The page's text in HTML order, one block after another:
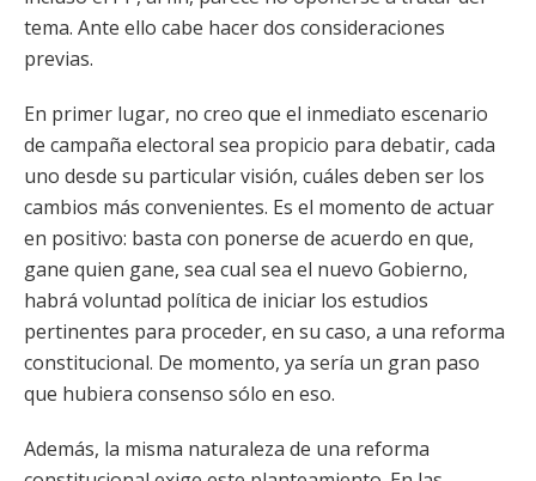
tema. Ante ello cabe hacer dos consideraciones
previas.
En primer lugar, no creo que el inmediato escenario
de campaña electoral sea propicio para debatir, cada
uno desde su particular visión, cuáles deben ser los
cambios más convenientes. Es el momento de actuar
en positivo: basta con ponerse de acuerdo en que,
gane quien gane, sea cual sea el nuevo Gobierno,
habrá voluntad política de iniciar los estudios
pertinentes para proceder, en su caso, a una reforma
constitucional. De momento, ya sería un gran paso
que hubiera consenso sólo en eso.
Además, la misma naturaleza de una reforma